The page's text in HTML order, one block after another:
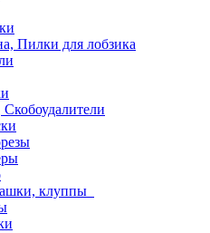
Пилки для лобзика
клуппы